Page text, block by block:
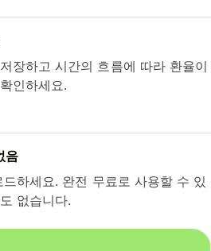
장하고 시간의 흐름에 따라 환율이
인하세요.
음
하세요. 완전 무료로 사용할 수 있
없습니다.